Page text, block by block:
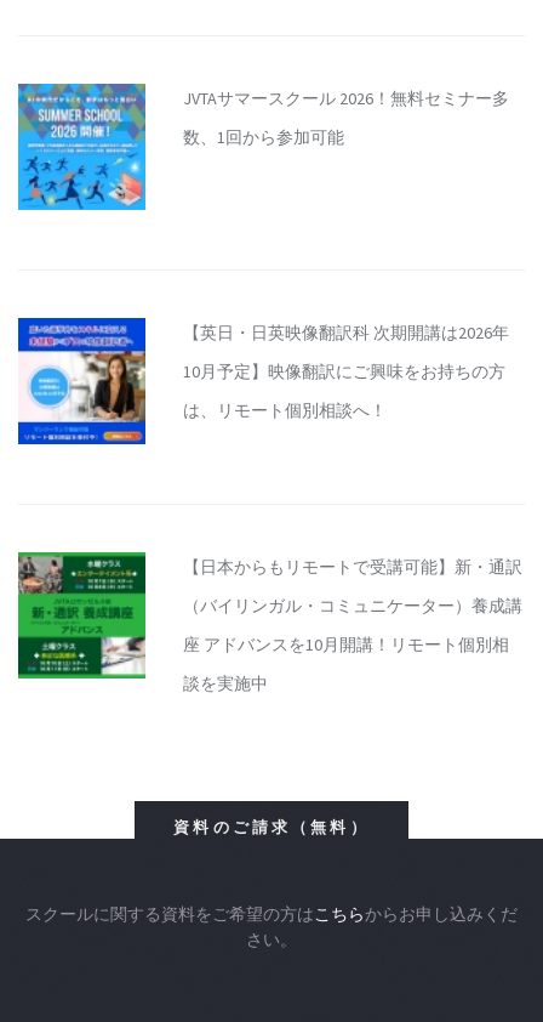
JVTAサマースクール 2026！無料セミナー多
数、1回から参加可能
【英日・日英映像翻訳科 次期開講は2026年
10月予定】映像翻訳にご興味をお持ちの方
は、リモート個別相談へ！
【日本からもリモートで受講可能】新・通訳
（バイリンガル・コミュニケーター）養成講
座 アドバンスを10月開講！リモート個別相
談を実施中
資料のご請求（無料）
スクールに関する資料をご希望の方はこちらからお申し込みくだ
さい。